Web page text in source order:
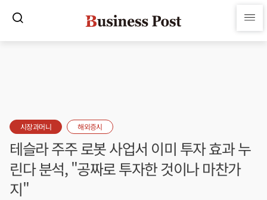
시장과머니 해외증시
테슬라 주주 로봇 사업서 이미 투자 효과 누
린다 분석, "공짜로 투자한 것이나 마찬가
지"